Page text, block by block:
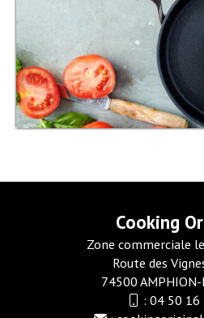
Cooking
Zone commerciale le
Route des
74500 AMPHION-
: 04 50 16